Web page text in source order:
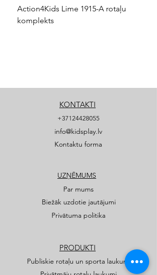
Action4Kids Lime 1915-A rotaļu
komplekts
KONTAKTI
+37124428055
info@kidsplay.lv
Kontaktu forma
UZŅĒMUMS
Par mums
Biežāk uzdotie jautājumi
Privātuma politika
PRODUKTI
Publiskie rotaļu un sporta laukumi